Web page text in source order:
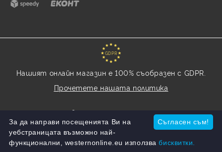
GDPR
Нашият онлайн магазин е 100% съобразен с GDPR.
Прочетете нашата политика
Онлайн магазин от SELITON
Съгласен съм!
За да направи посещенията Ви на
уебстраницата възможно най-
функционални, westernonline.eu използвабисквитки.